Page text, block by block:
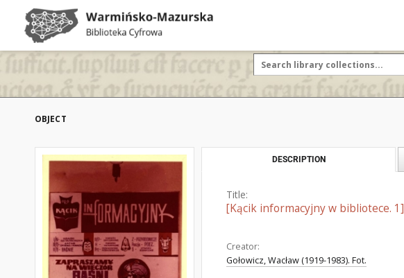
OBJECT
DESCRIPTION
Title:
[Kącik informacyjny w bibliotece. 1]
Creator:
Gołowicz, Wacław (1919-1983). Fot.